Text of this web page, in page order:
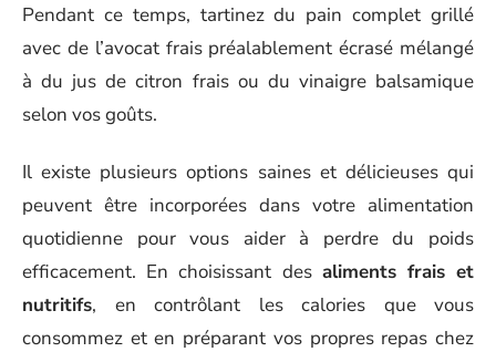
Pendant ce temps, tartinez du pain complet grillé
avec de l’avocat frais préalablement écrasé mélangé
à du jus de citron frais ou du vinaigre balsamique
selon vos goûts.
Il existe plusieurs options saines et délicieuses qui
peuvent être incorporées dans votre alimentation
quotidienne pour vous aider à perdre du poids
efficacement. En choisissant des aliments frais et
nutritifs, en contrôlant les calories que vous
consommez et en préparant vos propres repas chez